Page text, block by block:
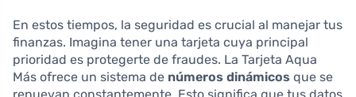
En estos tiempos, la seguridad es crucial al manejar tus
finanzas. Imagina tener una tarjeta cuya principal
prioridad es protegerte de fraudes. La Tarjeta Aqua
Más ofrece un sistema de números dinámicos que se
renuevan constantemente. Esto significa que tus datos